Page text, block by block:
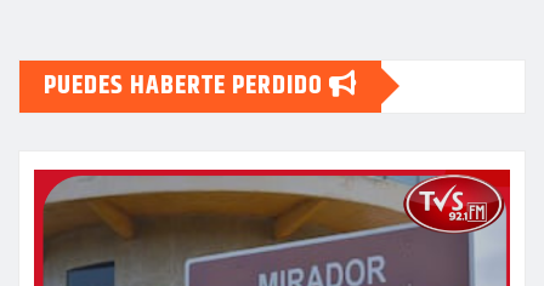
PUEDES HABERTE PERDIDO